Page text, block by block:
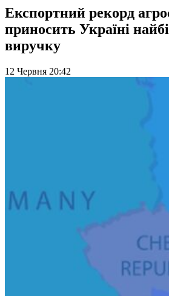
Експортний рекорд
приносить Україні
виручку
12 Червня 20:42